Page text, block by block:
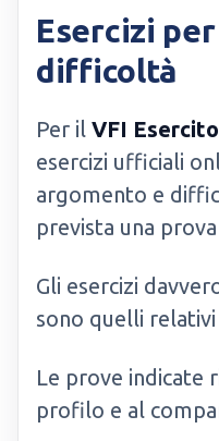
Esercizi
difficoltà
Per il VFI
esercizi ufficiali
argomento e
prevista una
Gli esercizi
sono quelli
Le prove indicate
profilo e al